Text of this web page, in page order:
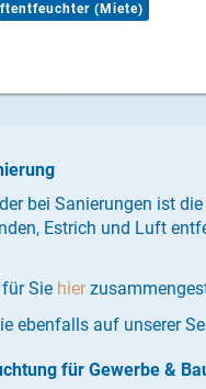
(Miete)
bei Sanierungen ist
Estrich und Luft
Sie hier
ebenfalls auf unserer
für Gewerbe &